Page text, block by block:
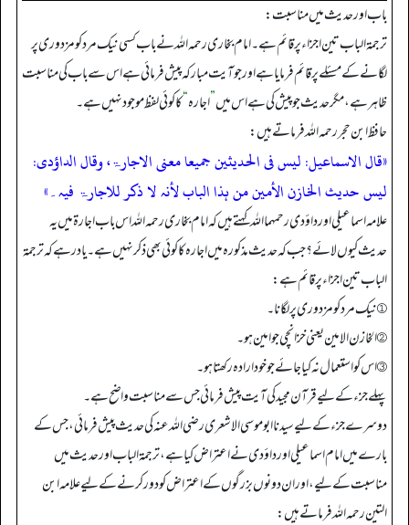
باب اور حدیث میں مناسبت:
ترجمۃ الباب تین اجزاء پر قائم ہے۔ امام بخاری رحمہ اللہ نے باب کسی نیک مرد کو مزدوری پر
لگانے کے مسئلے پر قائم فرمایا ہے اور جو آیت مبارکہ پیش فرمائی ہے اس سے باب کی مناسبت
ظاہر ہے، مگر حدیث جو پیش کی ہے اس میں”اجارہ“کا کوئی لفظ موجود نہیں ہے۔
حافظ ابن حجر رحمہ اللہ فرماتے ہیں:
«قال الاسماعیل: لیس فى الحدیثین جمیعا معنى الاجارۃ، وقال الداؤدی:
لیس حدیث الخازن الأمین من ہذا الباب لأنہ لا ذکر للاجارۃ فیہ۔»
علامہ اسماعیلی اور داؤدی رحمہما اللہ کہتے ہیں کہ امام بخاری رحمہ اللہ اس باب اجارۃ میں یہ
حدیث کیوں لائے؟ جب کہ حدیث مذکورہ میں اجارہ کا کوئی بھی ذکر نہیں ہے۔ یاد رہے کہ ترجمۃ
الباب تین اجزاء پر قائم ہے:
① نیک مرد کو مزدوری پر لگانا۔
② الخازن الامین یعنی خزانچی جو امین ہو۔
③ اس کو استعمال نہ کیا جائے جو خود ارادہ رکھتا ہو۔
پہلے جزء کے لیے قرآن مجید کی آیت پیش فرمائی جس سے مناسبت واضح ہے۔
دوسرے جزء کے لیے سیدنا ابوموسی الاشعری رضی اللہ عنہ کی حدیث پیش فرمائی، جس کے
بارے میں امام اسماعیلی اور داؤدی نے اعتراض کیا ہے، ترجمۃ الباب اور حدیث میں
مناسبت کے لیے، اور ان دونوں بزرگوں کے اعتراض کو دور کرنے کے لیے علامہ ابن
التین رحمہ اللہ فرماتے ہیں: